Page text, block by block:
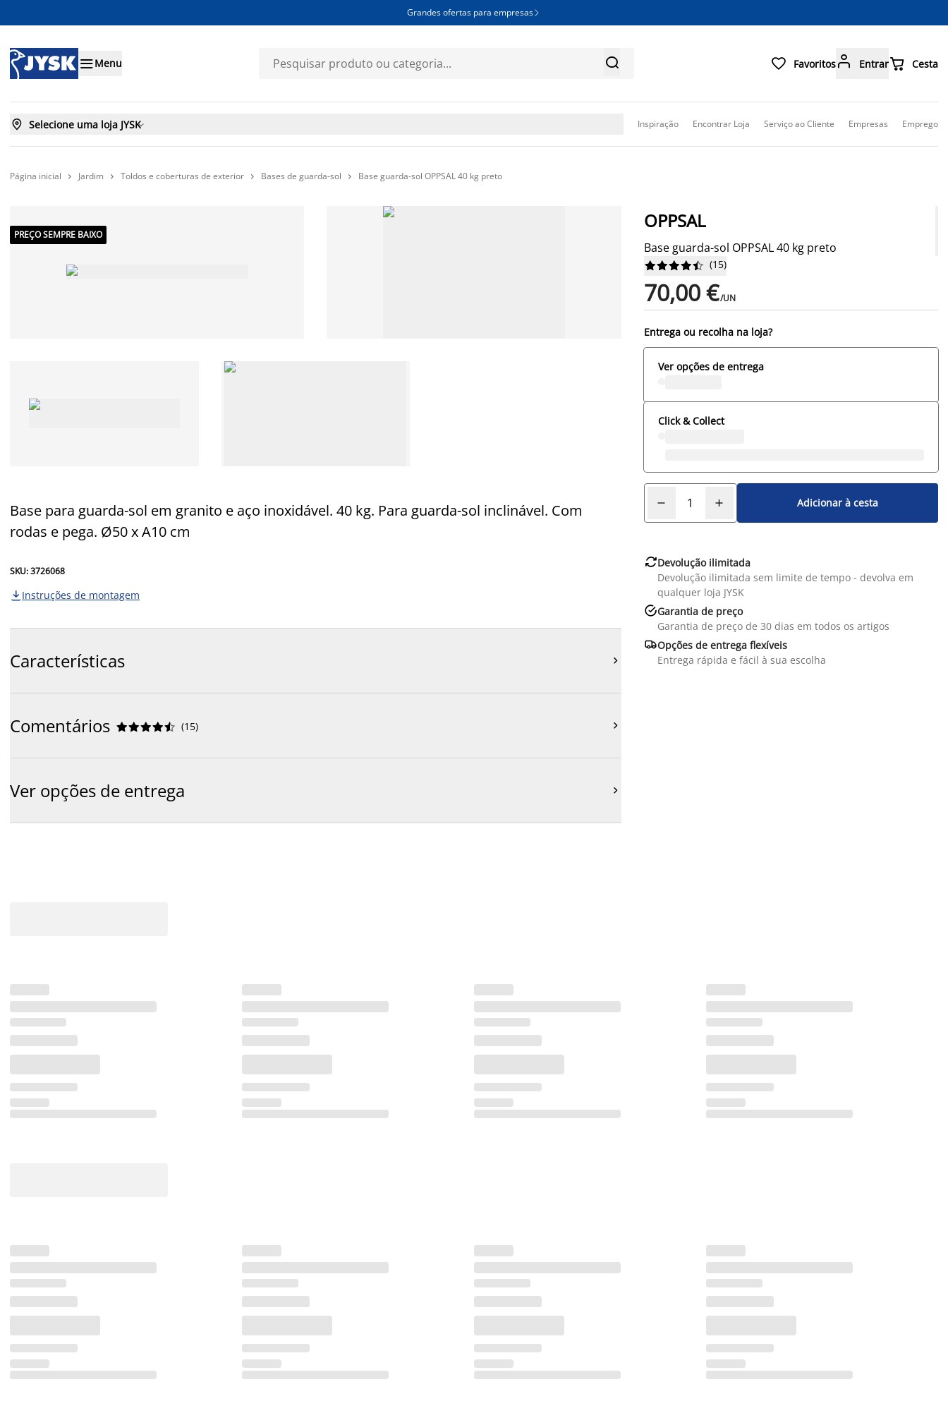
Grandes ofertas para empresas 
Menu   Favoritos Entrar Cesta
 Selecione uma loja JYSK Inspiração Encontrar Loja Serviço ao Cliente Empresas Emprego
Página inicial  Jardim  Toldos e coberturas de exterior  Bases de guarda-sol  Base guarda-sol OPPSAL 40 kg preto
PREÇO SEMPRE BAIXO
Base para guarda-sol em granito e aço inoxidável. 40 kg. Para guarda-sol inclinável. Com
rodas e pega. Ø50 x A10 cm
SKU: 3726068
 Instruções de montagem
Características 
Comentários 




 (15) 
Ver opções de entrega 
OPPSAL
Base guarda-sol OPPSAL 40 kg preto





 (15)
70,00 €/UN
Entrega ou recolha na loja?
Ver opções de entrega
Click & Collect
Adicionar à cesta
Devolução ilimitada
Devolução ilimitada sem limite de tempo - devolva em
qualquer loja JYSK
Garantia de preço
Garantia de preço de 30 dias em todos os artigos
Opções de entrega flexíveis
Entrega rápida e fácil à sua escolha